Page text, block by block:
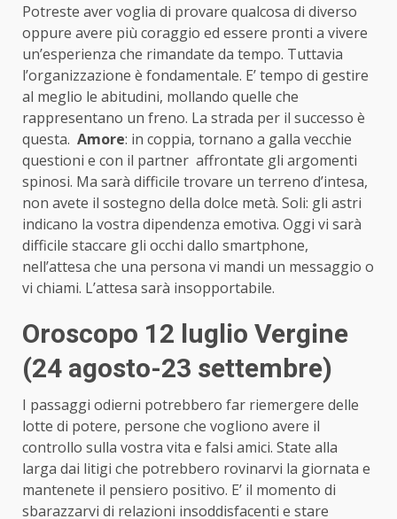
Potreste aver voglia di provare qualcosa di diverso
oppure avere più coraggio ed essere pronti a vivere
un’esperienza che rimandate da tempo. Tuttavia
l’organizzazione è fondamentale. E’ tempo di gestire
al meglio le abitudini, mollando quelle che
rappresentano un freno. La strada per il successo è
questa. Amore: in coppia, tornano a galla vecchie
questioni e con il partner affrontate gli argomenti
spinosi. Ma sarà difficile trovare un terreno d’intesa,
non avete il sostegno della dolce metà. Soli: gli astri
indicano la vostra dipendenza emotiva. Oggi vi sarà
difficile staccare gli occhi dallo smartphone,
nell’attesa che una persona vi mandi un messaggio o
vi chiami. L’attesa sarà insopportabile.
Oroscopo 12 luglio Vergine
(24 agosto-23 settembre)
I passaggi odierni potrebbero far riemergere delle
lotte di potere, persone che vogliono avere il
controllo sulla vostra vita e falsi amici. State alla
larga dai litigi che potrebbero rovinarvi la giornata e
mantenete il pensiero positivo. E’ il momento di
sbarazzarvi di relazioni insoddisfacenti e stare